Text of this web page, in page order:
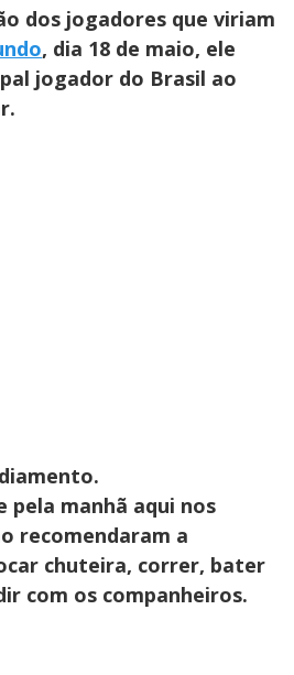
dos jogadores que viriam
, dia 18 de maio, ele
jogador do Brasil ao
pela manhã aqui nos
recomendaram a
chuteira, correr, bater
com os companheiros.